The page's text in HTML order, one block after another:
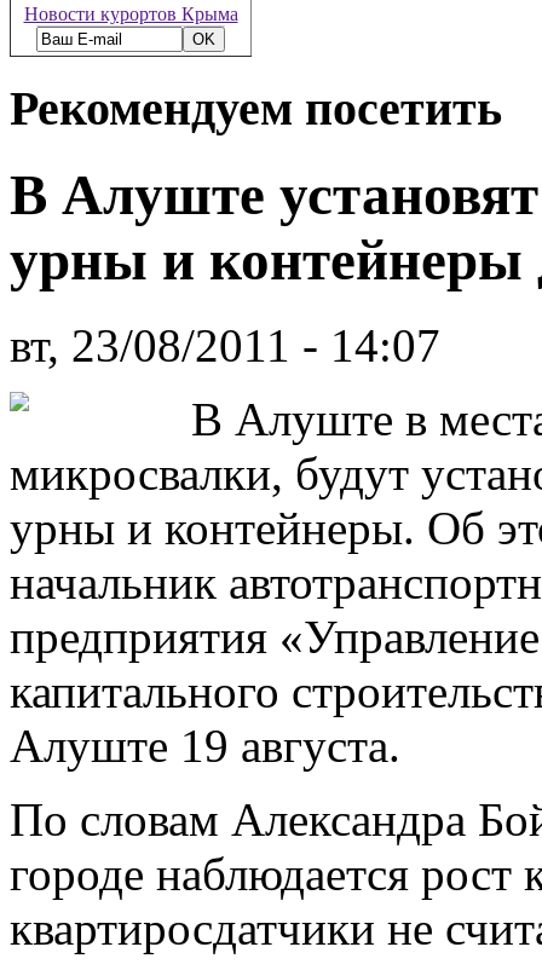
Новости курортов Крыма
Рекомендуем посетить
В Алуште
урны и контейнеры
вт, 23/08/2011 - 14:07
В Алуште в
микросвалки, будут
урны и контейнеры. Об
начальник
предприятия
капитального
Алуште 19 августа.
По словам Александра
городе наблюдается
квартиросдатчики не